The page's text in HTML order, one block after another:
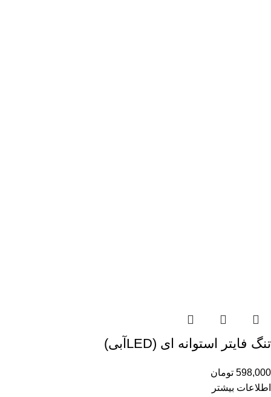
تنگ فایتر استوانه ای (LEDآبی)
598,000 تومان
اطلاعات بیشتر